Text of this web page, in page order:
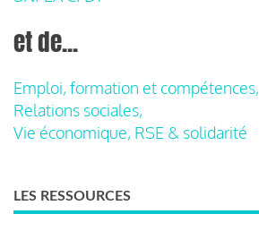
et de...
Emploi, formation et compétences,
Relations sociales,
Vie économique, RSE & solidarité
LES RESSOURCES